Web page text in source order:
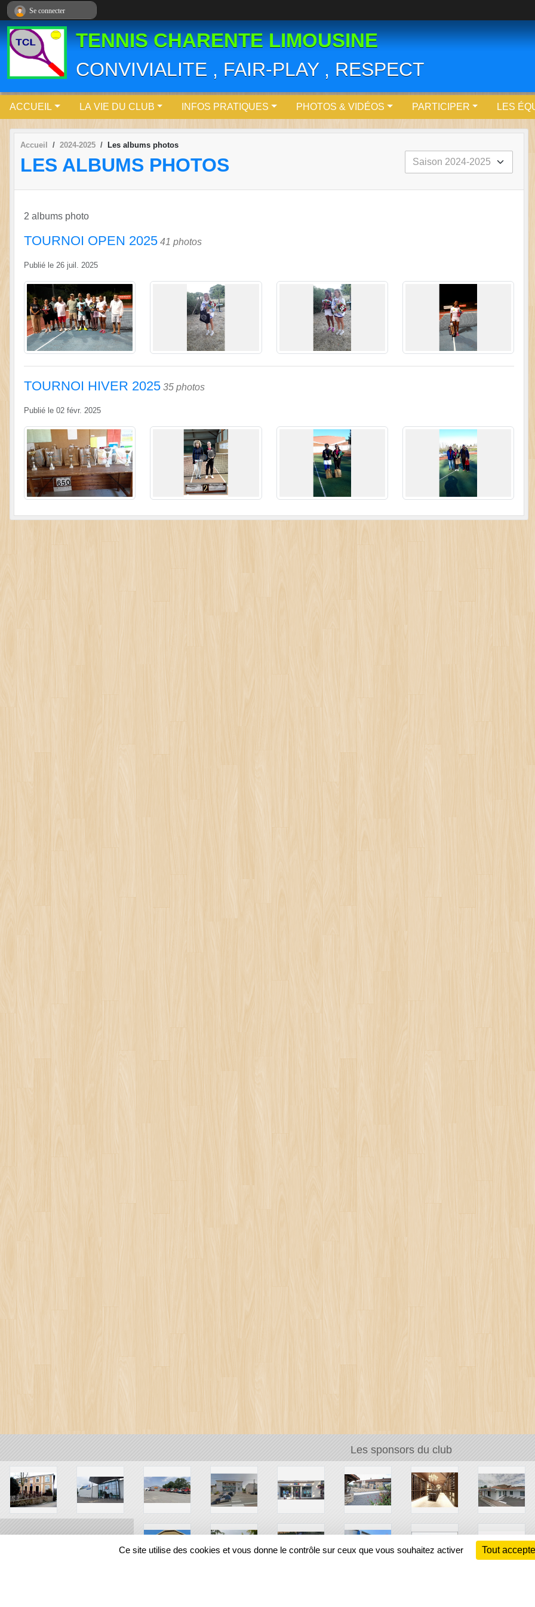
TENNIS CHARENTE LIMOUSINE
CONVIVIALITE , FAIR-PLAY , RESPECT
ACCUEIL LA VIE DU CLUB INFOS PRATIQUES PHOTOS & VIDÉOS PARTICIPER LES
Accueil 2024-2025 Les albums photos
LES ALBUMS PHOTOS
2 albums photo
TOURNOI OPEN 2025 41 photos
Publié le 26 juil. 2025
TOURNOI HIVER 2025 35 photos
Publié le 02 févr. 2025
BRICO
Les sponsors du club
Se connecter
Panneau de gestion des cookies
Ce site utilise des cookies et vous donne le contrôle sur ceux que vous souhaitez activer Tout